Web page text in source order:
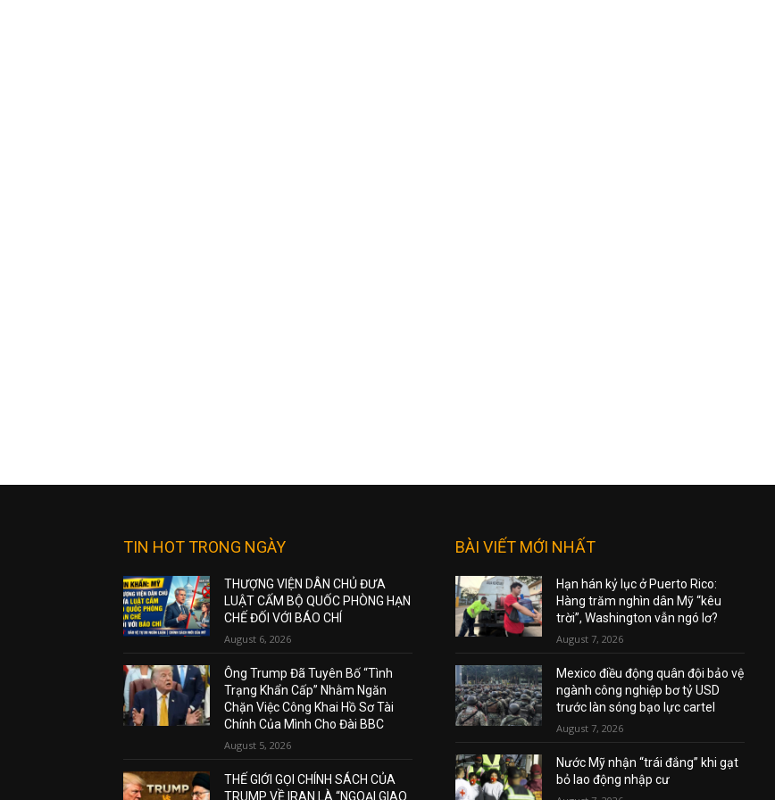
TIN HOT TRONG NGÀY
THƯỢNG VIỆN DÂN CHỦ ĐƯA
LUẬT CẤM BỘ QUỐC PHÒNG HẠN
CHẾ ĐỐI VỚI BÁO CHÍ
August 6, 2026
Ông Trump Đã Tuyên Bố “Tình
Trạng Khẩn Cấp” Nhằm Ngăn
Chặn Việc Công Khai Hồ Sơ Tài
Chính Của Mình Cho Đài BBC
August 5, 2026
THẾ GIỚI GỌI CHÍNH SÁCH CỦA
TRUMP VỀ IRAN LÀ “NGOẠI GIAO
BÀI VIẾT MỚI NHẤT
Hạn hán kỷ lục ở Puerto Rico:
Hàng trăm nghìn dân Mỹ “kêu
trời”, Washington vẫn ngó lơ?
August 7, 2026
Mexico điều động quân đội bảo vệ
ngành công nghiệp bơ tỷ USD
trước làn sóng bạo lực cartel
August 7, 2026
Nước Mỹ nhận “trái đắng” khi gạt
bỏ lao động nhập cư